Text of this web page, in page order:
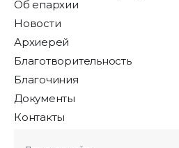
Об епархии
Новости
Архиерей
Благотворительность
Благочиния
Документы
Контакты